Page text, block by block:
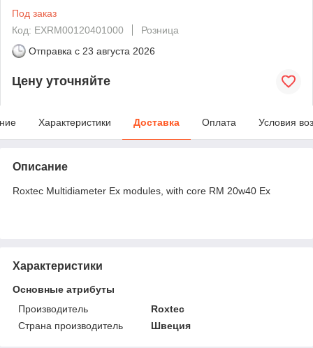
Под заказ
Код: EXRM00120401000
Розница
Отправка с 23 августа 2026
Цену уточняйте
Характеристики Доставка Оплата Условия
Описание
Roxtec Multidiameter Ex modules, with core RM 20w40 Ex
Характеристики
Основные атрибуты
Производитель
Roxtec
Страна производитель
Швеция